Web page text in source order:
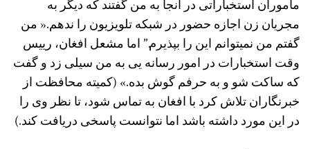
ماموران استخباراتی در آنجا به من گفتند که دیگر به
مجریان زن اجازه حضور در شبکه تلویزیون را ندهم.« من
گفتم من نمیتوانم این را بپذیرم.” اما مشعل افغان، رییس
وقت استخبارات در امور رسانه یی به من سیلی زد و گفت
که ساکت شو و به حرفم گوش بده.» (کمیته محافظت از
خبرنگاران تلاش کرد با افغان به تماس شود، تا نظر وی را
در این مورد داشته باشد اما نتوانست پاسخی دریافت کند.)